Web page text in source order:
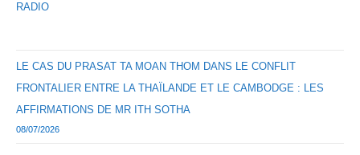
RADIO
LE CAS DU PRASAT TA MOAN THOM DANS LE CONFLIT
FRONTALIER ENTRE LA THAÏLANDE ET LE CAMBODGE : LES
AFFIRMATIONS DE MR ITH SOTHA
08/07/2026